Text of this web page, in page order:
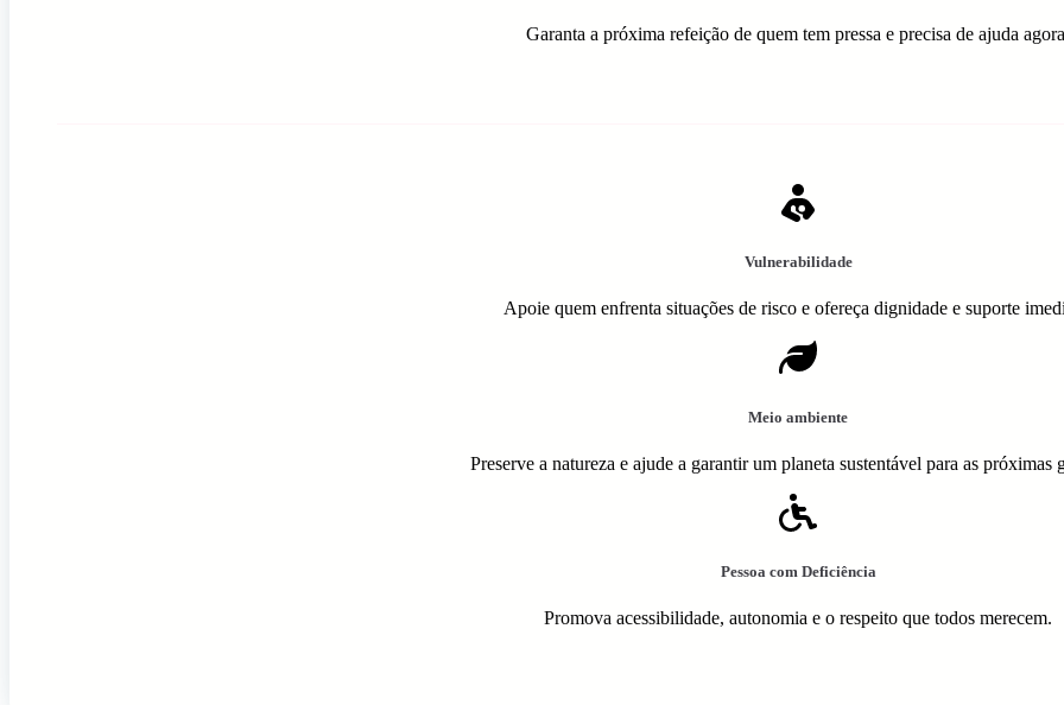
Garanta a próxima refeição de quem tem pressa e precisa de ajuda
Vulnerabilidade
Apoie quem enfrenta situações de risco e ofereça dignidade e suporte
Meio ambiente
Preserve a natureza e ajude a garantir um planeta sustentável para as próximas
Pessoa com Deficiência
Promova acessibilidade, autonomia e o respeito que todos merecem.